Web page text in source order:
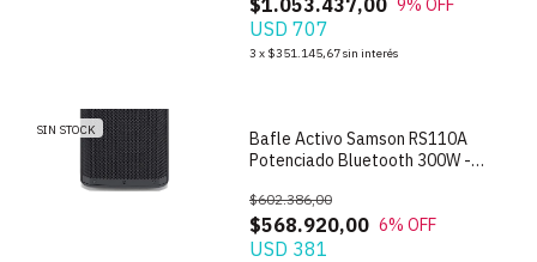
$1.053.437,00 9% OFF
USD 707
3 x $351.145,67sin interés
SIN STOCK
Bafle Activo Samson RS110A
Potenciado Bluetooth 300W -
$568.920,00
$602.386,00
6% OFF
USD 381